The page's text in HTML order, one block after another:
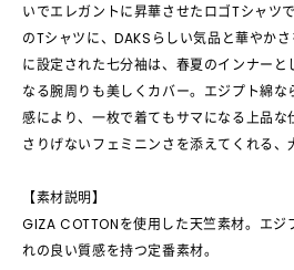
いでエレガントに昇華させたロゴTシャツ
のTシャツに、DAKSらしい気品と華やか
に設定された七分袖は、春夏のインナー
なる腕周りも美しくカバー。エジプト綿
感により、一枚で着てもサマになる上品
さりげないフェミニンさを添えてくれる、
【素材説明】
GIZA COTTONを使用した天竺素材。エジ
れの良い質感を持つ定番素材。